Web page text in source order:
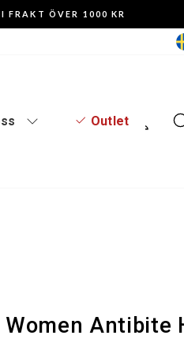
FRAKT ÖVER 1000 KR
Outlet
Women Antibite